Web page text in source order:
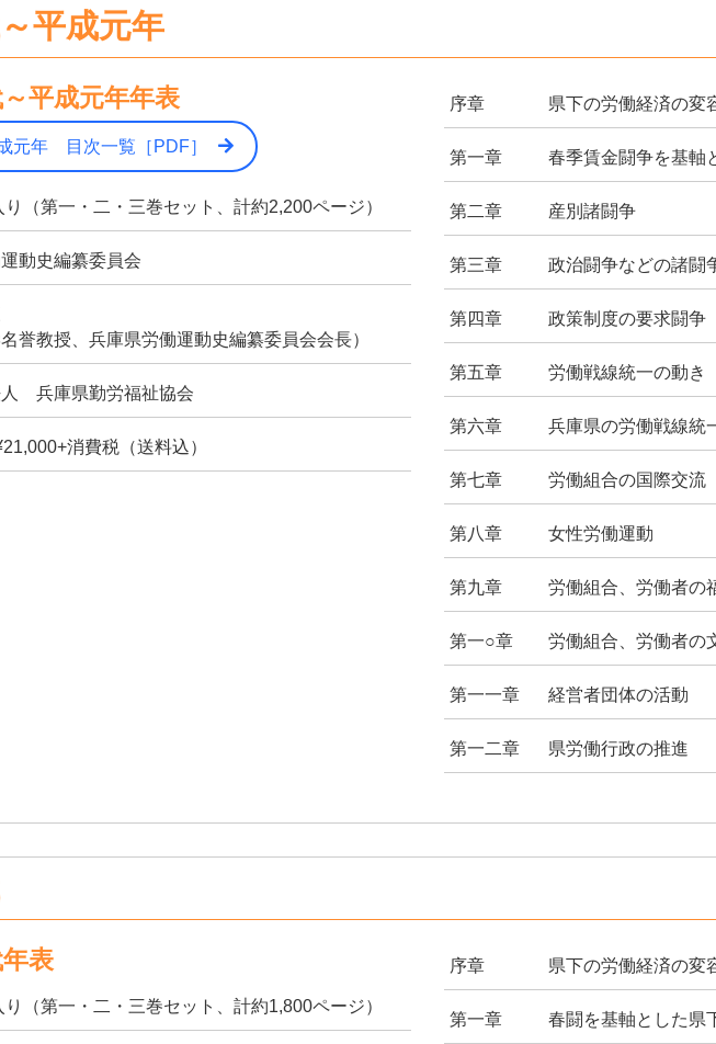
平成元年
平成元年年表
元年 目次一覧［PDF］
（第一・二・三巻セット、計約2,200ページ）
動史編纂委員会
名誉教授、兵庫県労働運動史編纂委員会会長）
兵庫県勤労福祉協会
消費税（送料込）
序章 県下の労働経済の変
第一章 春季賃金闘争を基軸
第二章 産別諸闘争
第三章 政治闘争などの諸闘
第四章 政策制度の要求闘争
第五章 労働戦線統一の動
第六章 兵庫県の労働戦線統
第七章 労働組合の国際交流
第八章 女性労働運動
第九章 労働組合、労働者の
第一○章 労働組合、労働者の
第一一章 経営者団体の活動
第一二章 県労働行政の推進
表
（第一・二・三巻セット、計約1,800ページ）
序章 県下の労働経済の変
第一章 春闘を基軸とした県